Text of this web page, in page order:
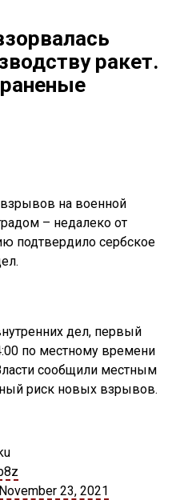
ракет.
на военной
– недалеко от
подтвердило сербское
дел, первый
по местному времени
сообщили местным
риск новых взрывов.
November 23, 2021